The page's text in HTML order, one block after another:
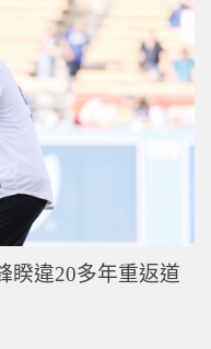
睽違20多年重返道